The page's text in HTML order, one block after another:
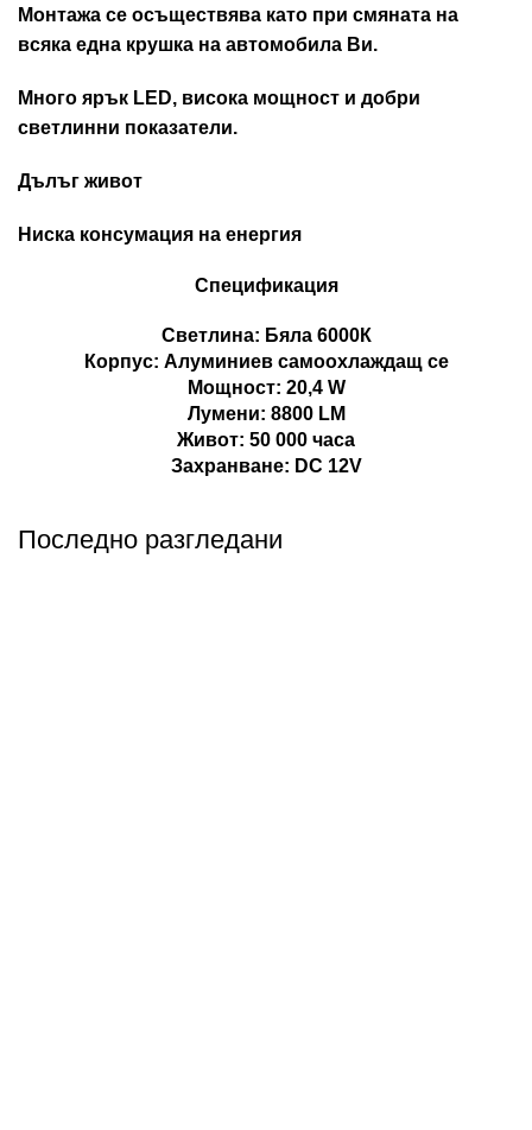
Монтажа се осъществява като при смяната на
всяка една крушка на автомобила Ви.
Много ярък LED, висока мощност и добри
светлинни показатели.
Дълъг живот
Ниска консумация на енергия
Спецификация
Светлина: Бяла 6000К
Корпус: Алуминиев самоохлаждащ се
Мощност: 20,4 W
Лумени: 8800 LM
Живот: 50 000 часа
Захранване: DC 12V
Последно разгледани